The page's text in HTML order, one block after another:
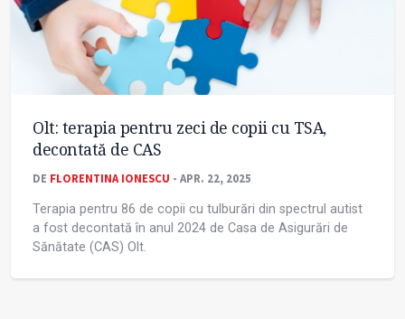
Olt: terapia pentru zeci de copii cu TSA,
decontată de CAS
DE FLORENTINA IONESCU - APR. 22, 2025
Terapia pentru 86 de copii cu tulburări din spectrul autist
a fost decontată în anul 2024 de Casa de Asigurări de
Sănătate (CAS) Olt.